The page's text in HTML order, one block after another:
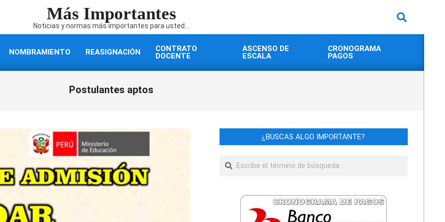
Más Importantes
Noticias y normas más importantes para usted...
Buscar
NOMBRAMIENTO REASIGNACIÓN
CONTRATO
DOCENTE
ASCENSO DE
ESCALA
CRONOGRAMA
PAGOS
Postulantes aptos
¿BUSCAS ALGO IMPORTANTE?
Buscar